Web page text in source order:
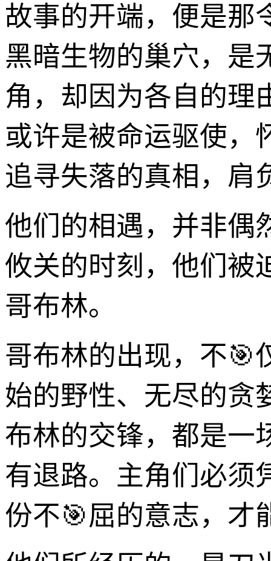
故事的开端，便是那
黑暗生物的巢穴，是
角，却因为各自的理
或许是被命运驱使，
追寻失落的真相，肩
他们的相遇，并非偶
攸关的时刻，他们被
哥布林。
哥布林的出现，不🎯
始的野性、无尽的贪
布林的交锋，都是一
有退路。主角们必须
份不🎯屈的意志，才